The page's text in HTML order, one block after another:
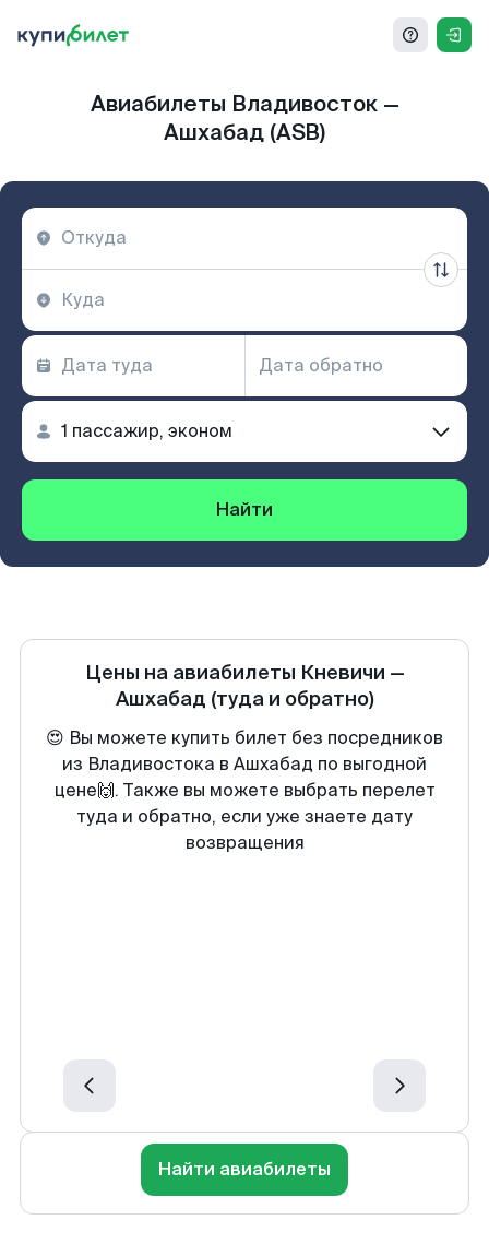
Авиабилеты Владивосток —
Ашхабад (ASB)
Найти
Цены на авиабилеты Кневичи —
Ашхабад (туда и обратно)
😍 Вы можете купить билет без посредников
из Владивостока в Ашхабад по выгодной
цене🙌. Также вы можете выбрать перелет
туда и обратно, если уже знаете дату
возвращения
Найти авиабилеты